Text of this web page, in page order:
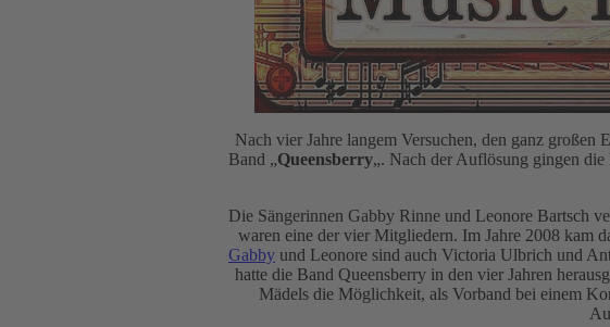
Nach vier Jahre langem Versuchen, den ganz
Band „Queensberry„. Nach der Auflösung gingen
Die Sängerinnen Gabby Rinne und Leonore Bartsch
waren eine der vier Mitgliedern. Im Jahre 2008 kam
Gabby und Leonore sind auch Victoria Ulbrich und
hatte die Band Queensberry in den vier Jahren
Mädels die Möglichkeit, als Vorband bei einem